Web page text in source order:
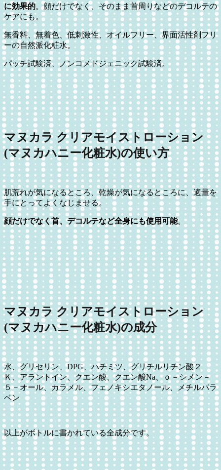
に効果的。顔だけでなく、そのまま首周りなどのデコルテの
ケアにも。
無香料、無着色、低刺激性、オイルフリー、界面活性剤フリ
ーの自然派化粧水。
パッチ試験済、ノンコメドジェニック試験済。
マヌカラ クリアモイストローション
(マヌカハニー化粧水)の使い方
肌荒れが気になるところ、乾燥が気になるところに、適量を
手にとってよくなじませる。
顔だけでなく首、デコルテなど全身にも使用可能。
マヌカラ クリアモイストローション
(マヌカハニー化粧水)の成分
水、グリセリン、DPG、ハチミツ、グリチルリチン酸２
Ｋ、アラントイン、クエン酸、クエン酸Na、ｏ－シメン－
５－オール、カラメル、フェノキシエタノール、メチルパラ
ベン
以上がボトルに書かれている全成分です。